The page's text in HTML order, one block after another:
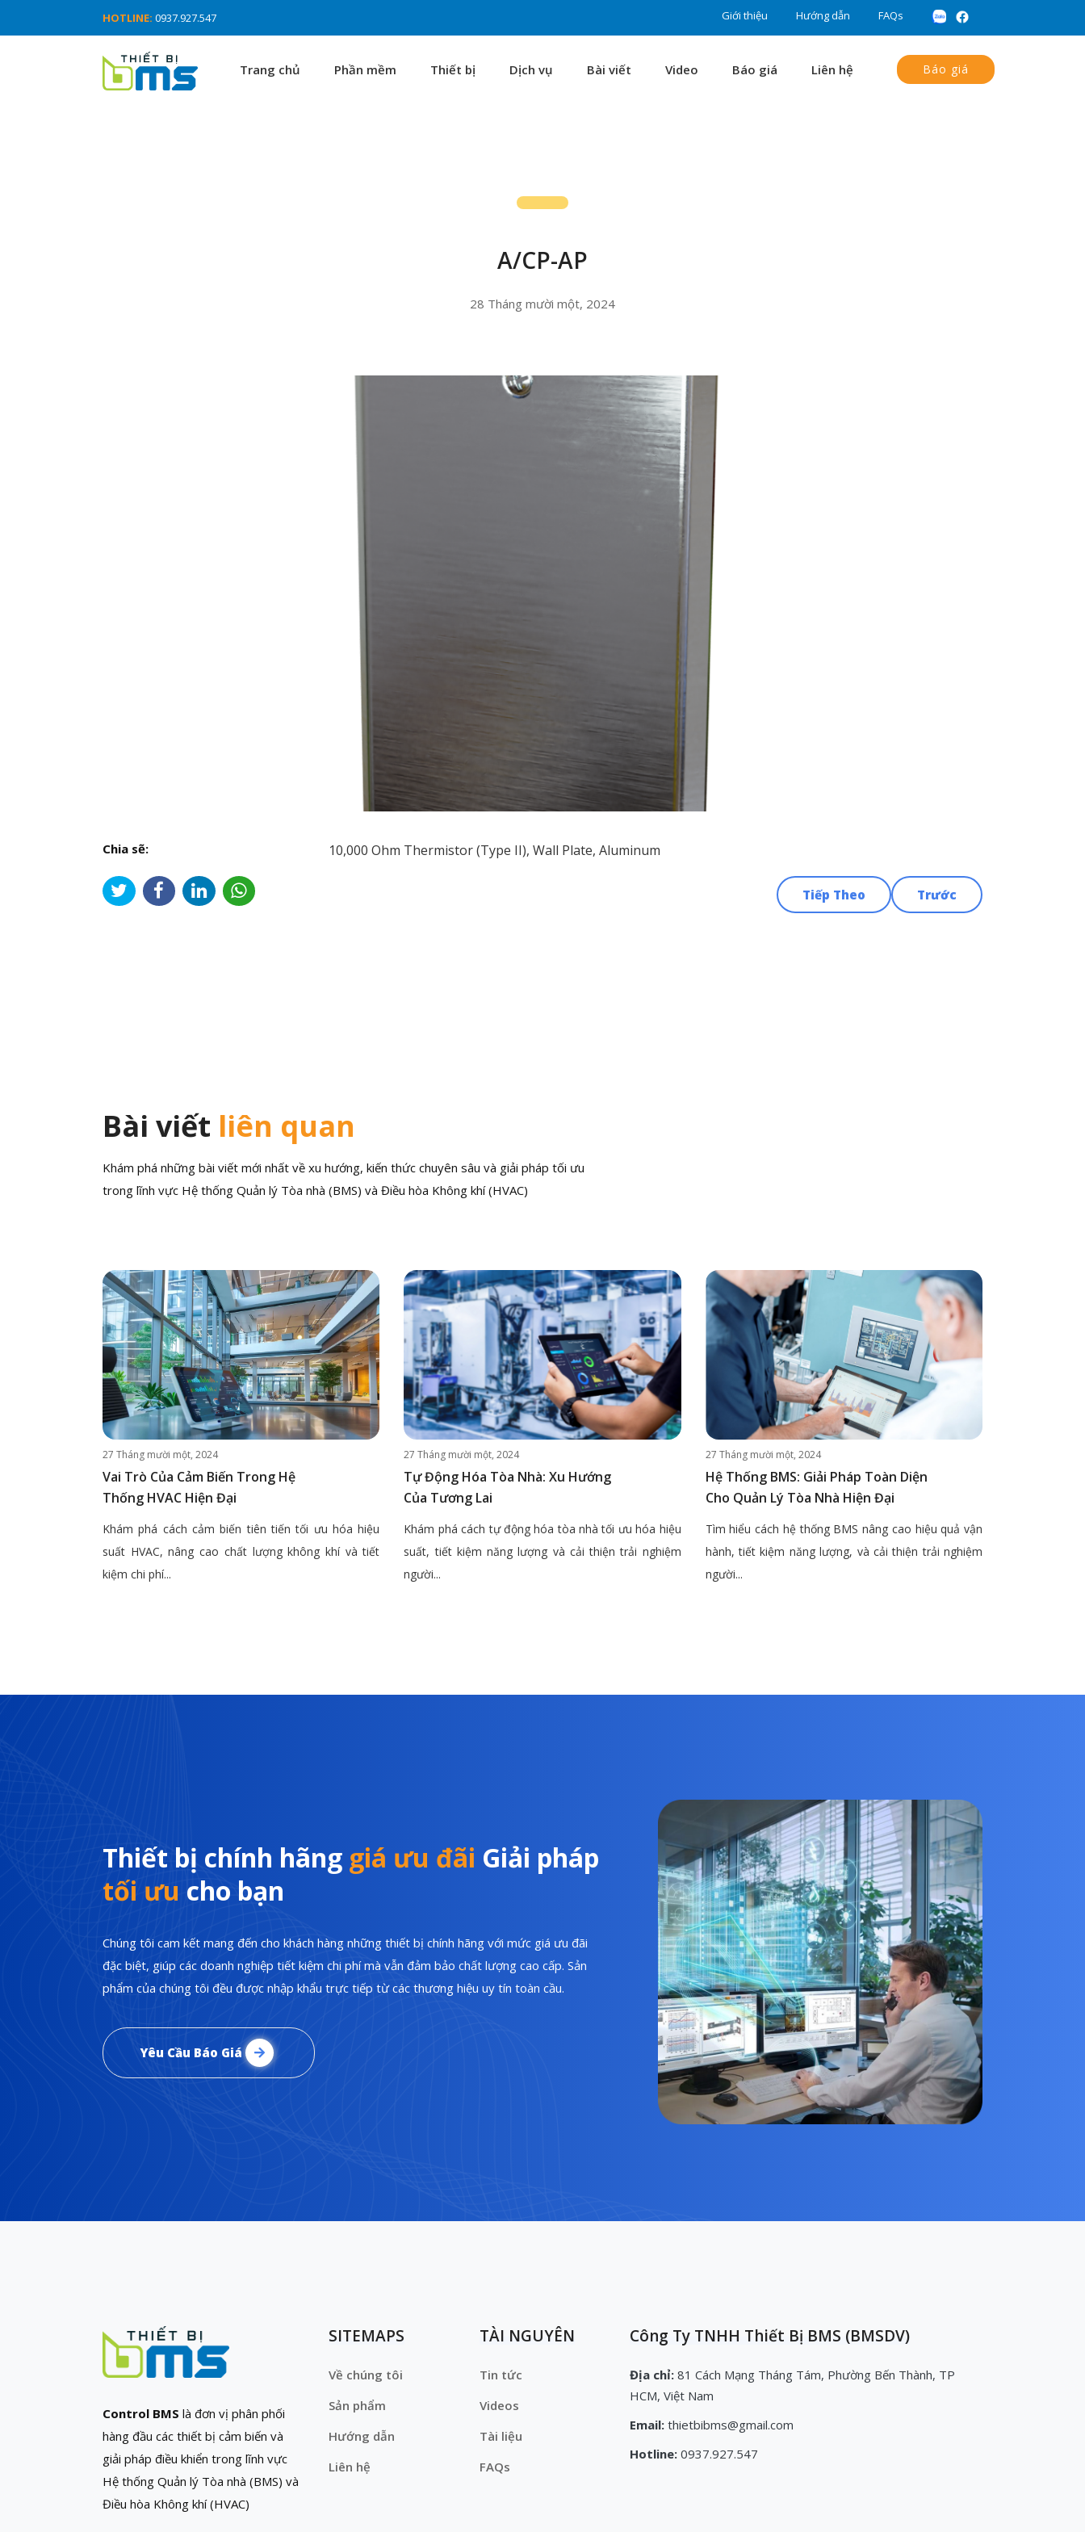
HOTLINE: 0937.927.547 Giới thiệu Hướng dẫn FAQs
Trang chủ Phần mềm Thiết bị Dịch vụ Bài viết Video Báo giá Liên hệ Báo giá
A/CP-AP
28 Tháng mười một, 2024
Chia sẽ: 10,000 Ohm Thermistor (Type II), Wall Plate, Aluminum
Trước
Tiếp Theo
Bài viết liên quan
Khám phá những bài viết mới nhất về xu hướng, kiến thức chuyên sâu và giải pháp tối ưu
trong lĩnh vực Hệ thống Quản lý Tòa nhà (BMS) và Điều hòa Không khí (HVAC)
27 Tháng mười một, 2024
Vai Trò Của Cảm Biến Trong Hệ
Thống HVAC Hiện Đại
Khám phá cách cảm biến tiên tiến tối ưu hóa hiệu
suất HVAC, nâng cao chất lượng không khí và tiết
kiệm chi phí...
27 Tháng mười một, 2024
Tự Động Hóa Tòa Nhà: Xu Hướng
Của Tương Lai
Khám phá cách tự động hóa tòa nhà tối ưu hóa hiệu
suất, tiết kiệm năng lượng và cải thiện trải nghiệm
người...
27 Tháng mười một, 2024
Hệ Thống BMS: Giải Pháp Toàn Diện
Cho Quản Lý Tòa Nhà Hiện Đại
Tìm hiểu cách hệ thống BMS nâng cao hiệu quả vận
hành, tiết kiệm năng lượng, và cải thiện trải nghiệm
người...
Thiết bị chính hãng giá ưu đãi Giải pháp
tối ưu cho bạn
Chúng tôi cam kết mang đến cho khách hàng những thiết bị chính hãng với mức giá ưu đãi
đặc biệt, giúp các doanh nghiệp tiết kiệm chi phí mà vẫn đảm bảo chất lượng cao cấp. Sản
phẩm của chúng tôi đều được nhập khẩu trực tiếp từ các thương hiệu uy tín toàn cầu.
Yêu Cầu Báo Giá
Control BMS là đơn vị phân phối
hàng đầu các thiết bị cảm biến và
giải pháp điều khiển trong lĩnh vực
Hệ thống Quản lý Tòa nhà (BMS) và
Điều hòa Không khí (HVAC)
SITEMAPS
Về chúng tôi
Sản phẩm
Hướng dẫn
Liên hệ
TÀI NGUYÊN
Tin tức
Videos
Tài liệu
FAQs
Công Ty TNHH Thiết Bị BMS (BMSDV)
Địa chỉ: 81 Cách Mạng Tháng Tám, Phường Bến Thành, TP
HCM, Việt Nam
Email: thietbibms@gmail.com
Hotline: 0937.927.547